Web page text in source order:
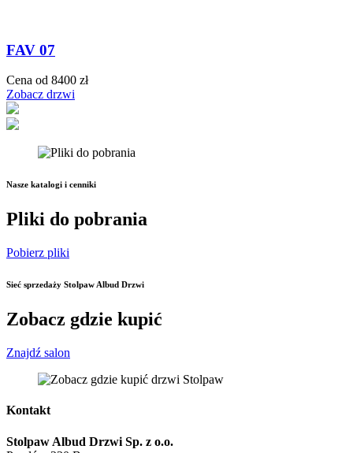
FAV 07
Cena od 8400 zł
Zobacz drzwi
Nasze katalogi i cenniki
Pliki do pobrania
Pobierz pliki
Sieć sprzedaży Stolpaw Albud Drzwi
Zobacz gdzie kupić
Znajdź salon
Kontakt
Stolpaw Albud Drzwi Sp. z o.o.